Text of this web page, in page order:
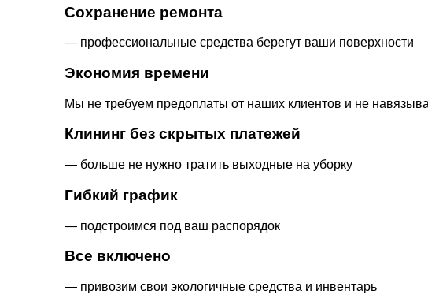
Сохранение ремонта
— профессиональные средства берегут ваши поверхности
Экономия времени
Мы не требуем предоплаты от наших клиентов и не
Клининг без скрытых платежей
— больше не нужно тратить выходные на уборку
Гибкий график
— подстроимся под ваш распорядок
Все включено
— привозим свои экологичные средства и инвентарь